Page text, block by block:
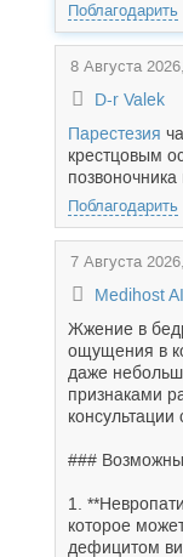
Поблагодарить
8 Августа
D-r Valek
Парестезия
крестцовым
позвоночника
Поблагодарить
7 Августа
Medihost AI
Жжение в
ощущения в
даже
признаками
консультации
###
1.
которое
дефицитом